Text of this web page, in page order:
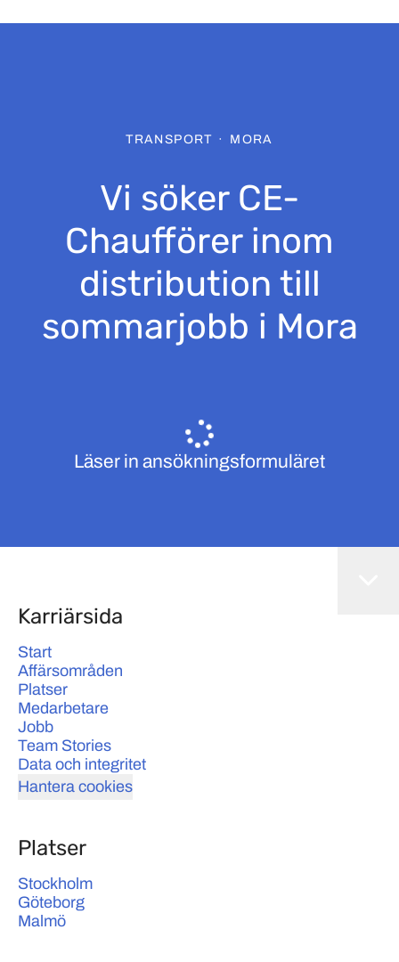
TRANSPORT · MORA
Vi söker CE-
Chaufförer inom
distribution till
sommarjobb i Mora
Läser in ansökningsformuläret
Karriärsida
Start
Affärsområden
Platser
Medarbetare
Jobb
Team Stories
Data och integritet
Hantera cookies
Platser
Stockholm
Göteborg
Malmö